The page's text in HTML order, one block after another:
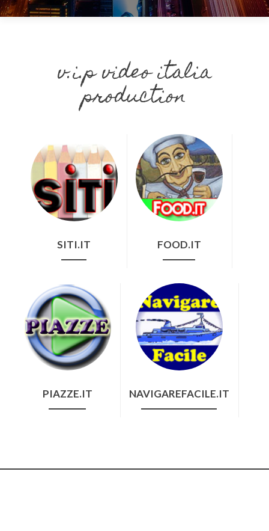
v.i.p video italia
production
SITI.IT FOOD.IT
PIAZZE.IT NAVIGAREFACILE.IT